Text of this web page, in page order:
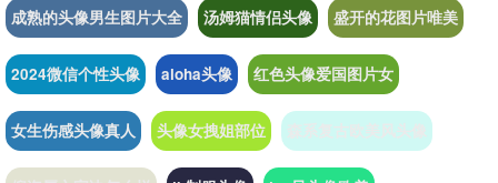
成熟的头像男生图片大全 汤姆猫情侣头像 盛开的花图片唯美
2024微信个性头像 aloha头像 红色头像爱国图片女
女生伤感头像真人 头像女拽姐部位 森系复古欧美风头像